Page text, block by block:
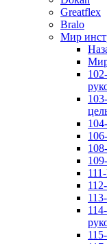
Greatflex
Bralo
Мир